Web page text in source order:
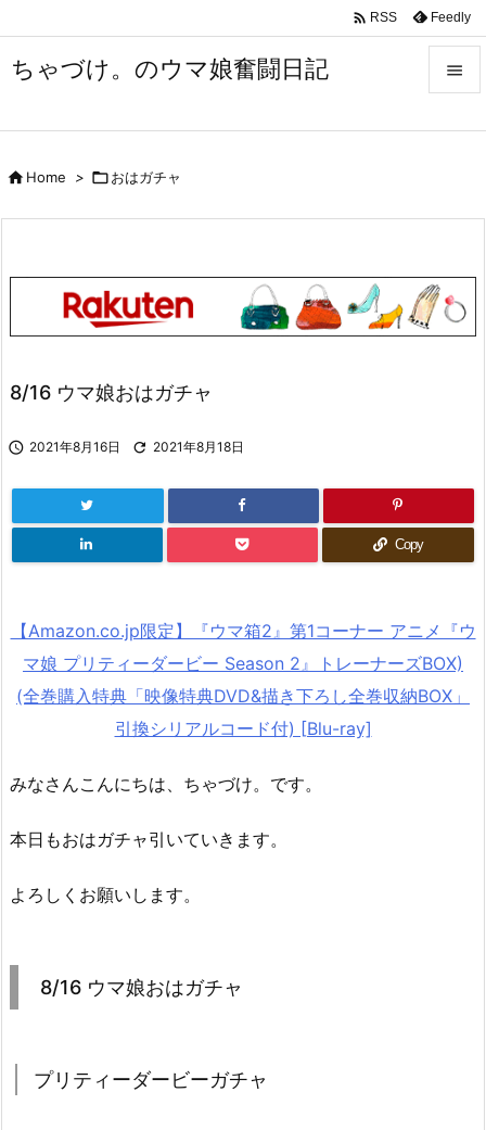
ちゃづけ。のウマ娘奮闘日記 


Next

 RSS Feedly
Home > おはガチャ
8/16 ウマ娘おはガチャ
 2021年8月16日  2021年8月18日
Copy
【Amazon.co.jp限定】『ウマ箱2』第1コーナー アニメ『ウ
マ娘 プリティーダービー Season 2』トレーナーズBOX)
(全巻購入特典「映像特典DVD&描き下ろし全巻収納BOX」
引換シリアルコード付) [Blu-ray]
みなさんこんにちは、ちゃづけ。です。
本日もおはガチャ引いていきます。
よろしくお願いします。
8/16 ウマ娘おはガチャ
プリティーダービーガチャ